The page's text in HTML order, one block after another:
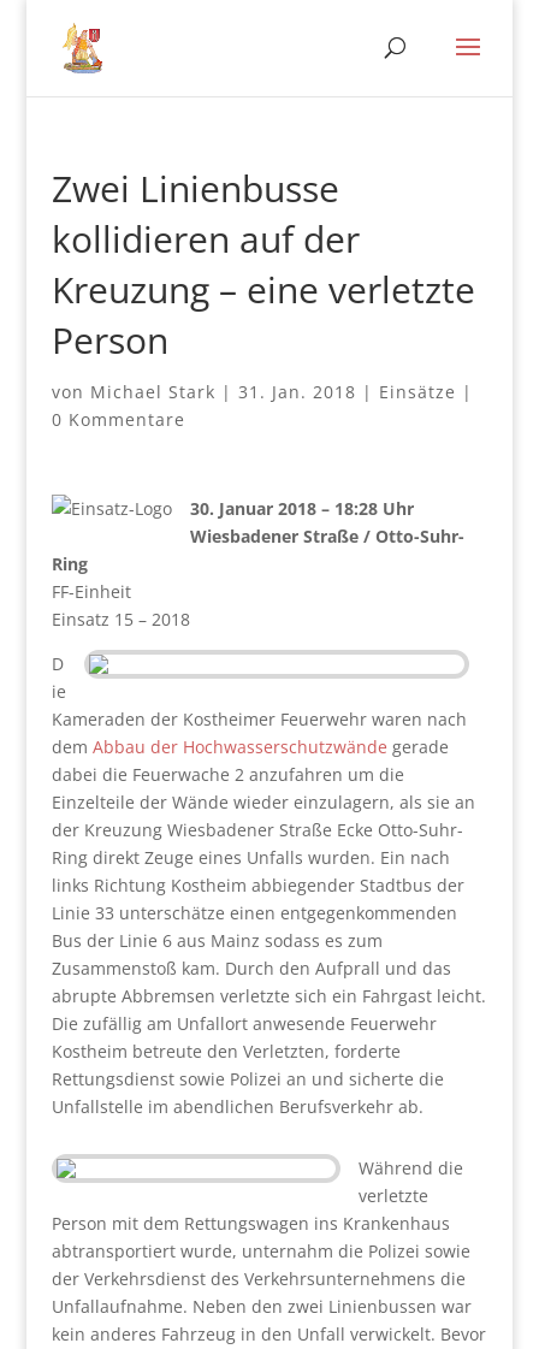
Zwei Linienbusse
kollidieren auf der
Kreuzung – eine verletzte
Person
von Michael Stark | 31. Jan. 2018 | Einsätze |
0 Kommentare
30. Januar 2018 – 18:28 Uhr
Wiesbadener Straße / Otto-Suhr-
Ring
FF-Einheit
Einsatz 15 – 2018
D
ie
Kameraden der Kostheimer Feuerwehr waren nach
dem Abbau der Hochwasserschutzwände gerade
dabei die Feuerwache 2 anzufahren um die
Einzelteile der Wände wieder einzulagern, als sie an
der Kreuzung Wiesbadener Straße Ecke Otto-Suhr-
Ring direkt Zeuge eines Unfalls wurden. Ein nach
links Richtung Kostheim abbiegender Stadtbus der
Linie 33 unterschätze einen entgegenkommenden
Bus der Linie 6 aus Mainz sodass es zum
Zusammenstoß kam. Durch den Aufprall und das
abrupte Abbremsen verletzte sich ein Fahrgast leicht.
Die zufällig am Unfallort anwesende Feuerwehr
Kostheim betreute den Verletzten, forderte
Rettungsdienst sowie Polizei an und sicherte die
Unfallstelle im abendlichen Berufsverkehr ab.
Während die
verletzte
Person mit dem Rettungswagen ins Krankenhaus
abtransportiert wurde, unternahm die Polizei sowie
der Verkehrsdienst des Verkehrsunternehmens die
Unfallaufnahme. Neben den zwei Linienbussen war
kein anderes Fahrzeug in den Unfall verwickelt. Bevor